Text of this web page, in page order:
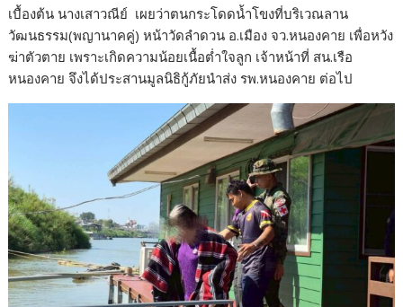
เบื้องต้น นางเสาวณีย์ เผยว่าตนกระโดดน้ำโขงที่บริเวณลาน
วัฒนธรรม(พญานาคคู่) หน้าวัดลำดวน อ.เมือง จว.หนองคาย เพื่อหวัง
ฆ่าตัวตาย เพราะเกิดความน้อยเนื้อต่ำใจลูก เจ้าหน้าที่ สน.เรือ
หนองคาย จึงได้ประสานมูลนิธิกู้ภัยนำส่ง รพ.หนองคาย ต่อไป